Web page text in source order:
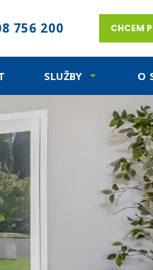
CHCEM
756 200
SLUŽBY O